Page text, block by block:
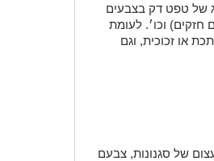
של טפט דק בצבעים
חזקים) וכו׳. לעומת
או זכוכית, וגם
של סגנונות, צבעם